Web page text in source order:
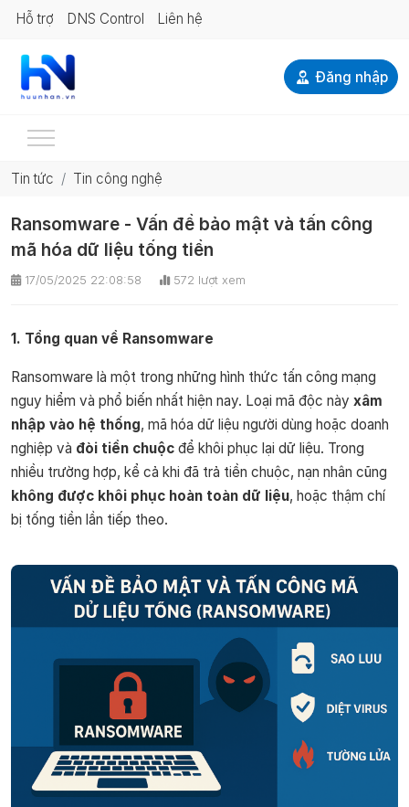
Hỗ trợ DNS Control Liên hệ
Đăng nhập
Tin tức Tin công nghệ
Ransomware - Vấn đề bảo mật và tấn công
mã hóa dữ liệu tống tiền
17/05/2025 22:08:58 572 lượt xem
1. Tổng quan về Ransomware
Ransomware là một trong những hình thức tấn công mạng
nguy hiểm và phổ biến nhất hiện nay. Loại mã độc này xâm
nhập vào hệ thống, mã hóa dữ liệu người dùng hoặc doanh
nghiệp và đòi tiền chuộc để khôi phục lại dữ liệu. Trong
nhiều trường hợp, kể cả khi đã trả tiền chuộc, nạn nhân cũng
không được khôi phục hoàn toàn dữ liệu, hoặc thậm chí
bị tống tiền lần tiếp theo.